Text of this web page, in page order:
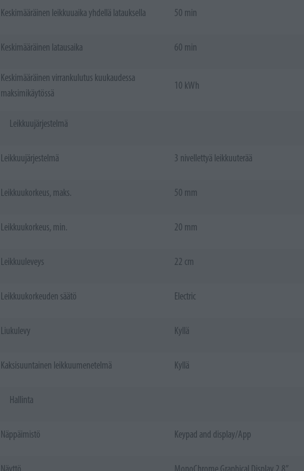
Keskimääräinen leikkuuaika yhdellä latauksella 50 min
Keskimääräinen latausaika 60 min
Keskimääräinen virrankulutus kuukaudessa
maksimikäytössä
10 kWh
Leikkuujärjestelmä
Leikkuujärjestelmä 3 nivellettyä leikkuuterää
Leikkuukorkeus, maks. 50 mm
Leikkuukorkeus, min. 20 mm
Leikkuuleveys 22 cm
Leikkuukorkeuden säätö Electric
Liukulevy Kyllä
Kaksisuuntainen leikkuumenetelmä Kyllä
Hallinta
Näppäimistö Keypad and display/App
Näyttö MonoChrome Graphical Display 2,8”